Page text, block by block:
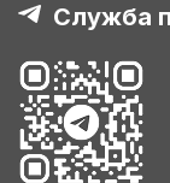
Служба